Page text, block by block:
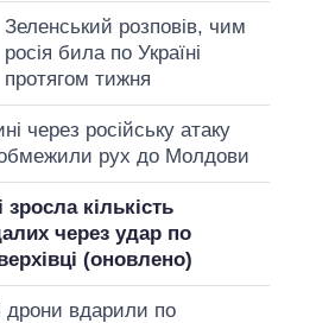
Зеленський розповів, чим
росія била по Україні
протягом тижня
через російську атаку
рух до Молдови
кількість
через удар по
(оновлено)
дрони вдарили по